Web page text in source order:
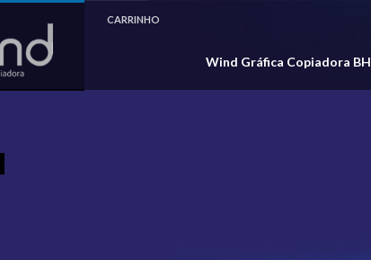
CARRINHO
Wind Gráfica Copiadora BH